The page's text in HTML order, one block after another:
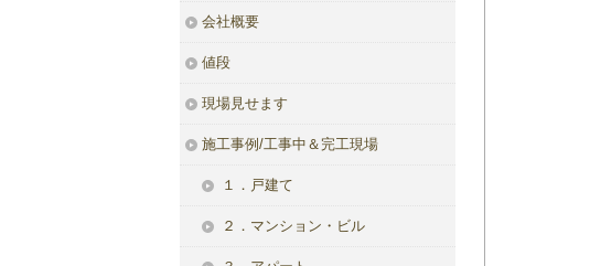
会社概要
値段
現場見せます
施工事例/工事中＆完工現場
１．戸建て
２．マンション・ビル